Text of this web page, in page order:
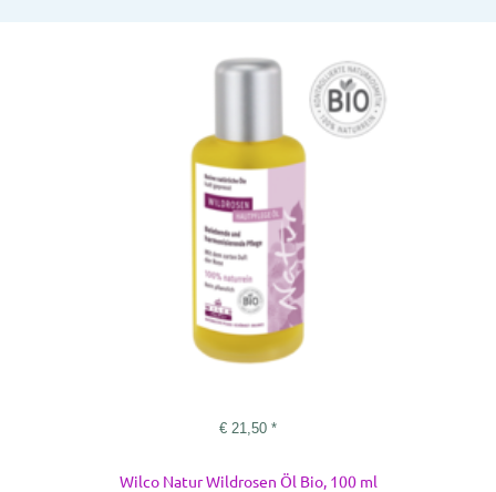
€ 21,50 *
Wilco Natur Wildrosen Öl Bio, 100 ml